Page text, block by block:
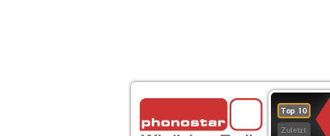
Top 10
Zuletzt